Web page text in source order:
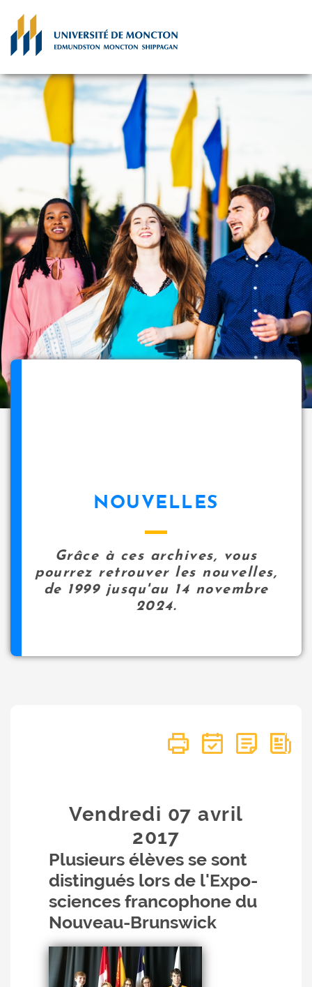
NOUVELLES
Grâce à ces archives, vous
pourrez retrouver les nouvelles,
de 1999 jusqu'au 14 novembre
2024.
Vendredi 07avril
2017
Plusieurs élèves se sont
distingués lors de l'Expo-
sciences francophone du
Nouveau-Brunswick